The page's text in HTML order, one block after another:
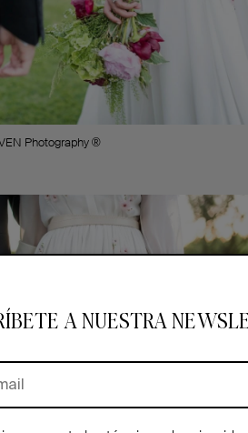
Photography ®
A NUESTRA